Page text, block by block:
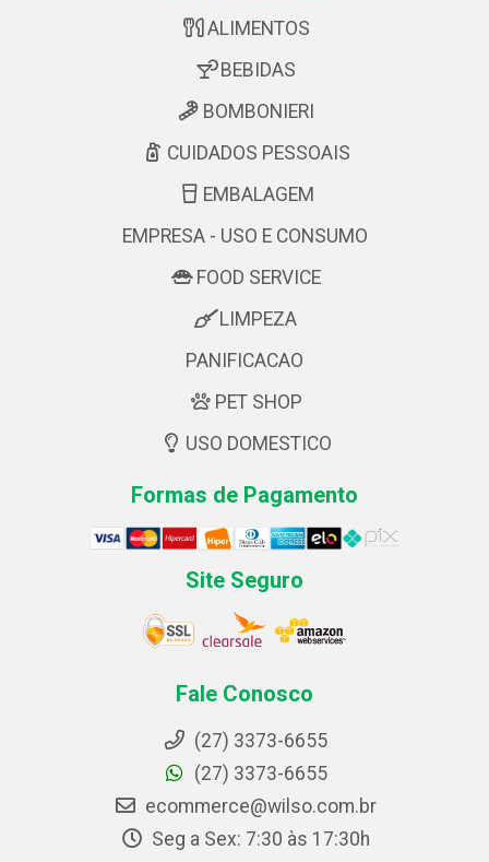
ALIMENTOS
BEBIDAS
BOMBONIERI
CUIDADOS PESSOAIS
EMBALAGEM
EMPRESA - USO E CONSUMO
FOOD SERVICE
LIMPEZA
PANIFICACAO
PET SHOP
USO DOMESTICO
Formas de Pagamento
Site Seguro
Fale Conosco
(27) 3373-6655
(27) 3373-6655
ecommerce@wilso.com.br
Seg a Sex: 7:30 às 17:30h